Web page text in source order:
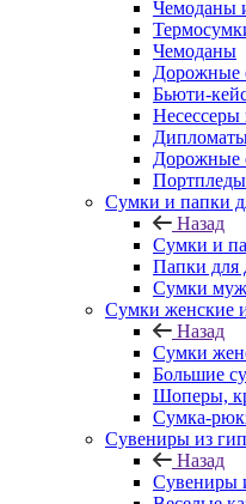
Чемоданы
Чемоданы
Дорожные
Бьюти-
Дорожные
Портпледы
Сумки и папки
Назад
Сумки и
Папки для
Сумки
Сумки женские
Назад
Сумки
Большие
Шоперы,
Сумка-
Сувениры из
Назад
Сувениры